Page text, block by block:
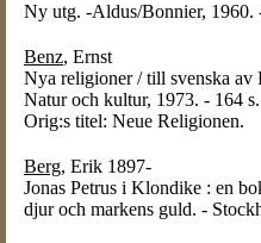
Ny utg. -Aldus/Bonnier, 1960.
Benz, Ernst
Nya religioner / till svenska
Natur och kultur, 1973. - 164 s.
Orig:s titel: Neue Religionen.
Berg, Erik 1897-
Jonas Petrus i Klondike : en
djur och markens guld. -